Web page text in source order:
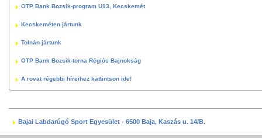
OTP Bank Bozsik-program U13, Kecskemét
Kecskeméten jártunk
Tolnán jártunk
OTP Bank Bozsik-torna Régiós Bajnokság
A rovat régebbi híreihez kattintson ide!
Bajai Labdarúgó Sport Egyesület - 6500 Baja, Kaszás u. 14/B.